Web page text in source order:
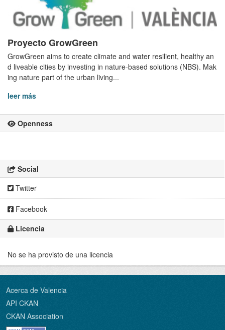
Proyecto GrowGreen
GrowGreen aims to create climate and water resilient, healthy an
d liveable cities by investing in nature-based solutions (NBS). Mak
ing nature part of the urban living...
leer más
Openness
Social
Twitter
Facebook
Licencia
No se ha provisto de una licencia
Acerca de Valencia
API CKAN
CKAN Association